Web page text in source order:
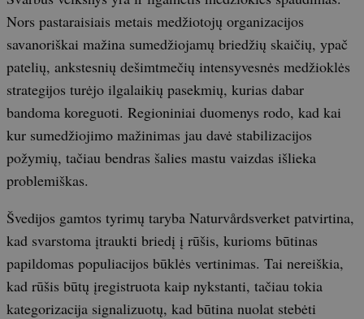
Nors pastaraisiais metais medžiotojų organizacijos
savanoriškai mažina sumedžiojamų briedžių skaičių, ypač
patelių, ankstesnių dešimtmečių intensyvesnės medžioklės
strategijos turėjo ilgalaikių pasekmių, kurias dabar
bandoma koreguoti. Regioniniai duomenys rodo, kad kai
kur sumedžiojimo mažinimas jau davė stabilizacijos
požymių, tačiau bendras šalies mastu vaizdas išlieka
problemiškas.
Švedijos gamtos tyrimų taryba Naturvårdsverket patvirtina,
kad svarstoma įtraukti briedį į rūšis, kurioms būtinas
papildomas populiacijos būklės vertinimas. Tai nereiškia,
kad rūšis būtų įregistruota kaip nykstanti, tačiau tokia
kategorizacija signalizuotų, kad būtina nuolat stebėti